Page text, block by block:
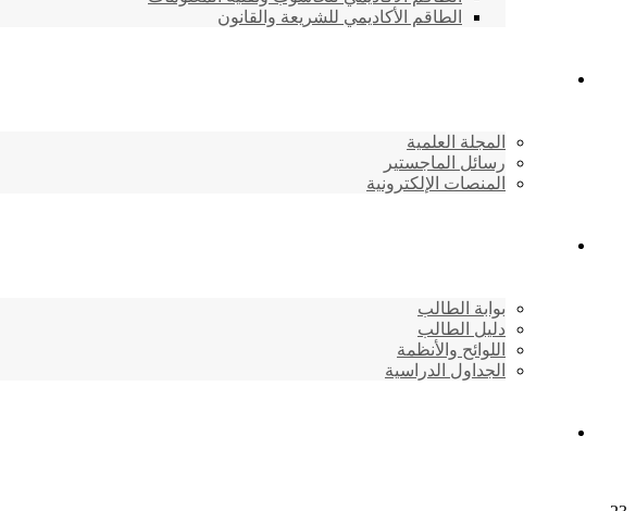
الطاقم الأكاديمي للشريعة والقانون
المجلة العلمية
رسائل الماجستير
المنصات الإلكترونية
بوابة الطالب
دليل الطالب
اللوائح والأنظمة
الجداول الدراسية